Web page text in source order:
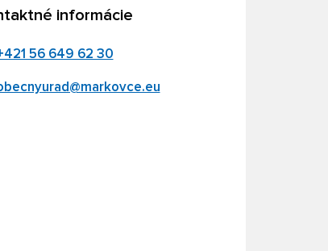
informácie
56 649 62 30